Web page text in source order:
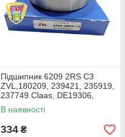
Підшипник 6209 2RS C3
ZVL,180209, 239421, 235919,
237749 Claas, DE19306,
JD9245 John Deere
В наявності
334 ₴